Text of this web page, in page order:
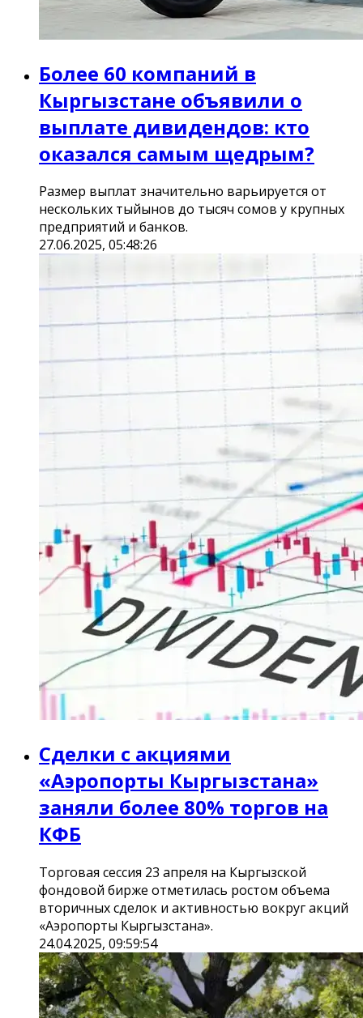
Более 60 компаний в
Кыргызстане объявили о
выплате дивидендов: кто
оказался самым щедрым?
Размер выплат значительно варьируется от
нескольких тыйынов до тысяч сомов у крупных
предприятий и банков.
27.06.2025, 05:48:26
Сделки с акциями
«‎Аэропорты Кыргызстана»
заняли более 80% торгов на
КФБ
Торговая сессия 23 апреля на Кыргызской
фондовой бирже отметилась ростом объема
вторичных сделок и активностью вокруг акций
«‎Аэропорты Кыргызстана»‎.
24.04.2025, 09:59:54